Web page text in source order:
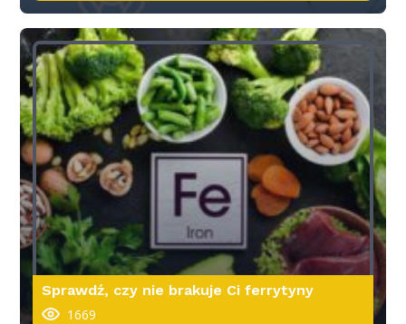
Sprawdź, czy nie brakuje Ci ferrytyny
1669